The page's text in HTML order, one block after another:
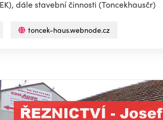
dále stavební činnosti (Toncekhausčr)
toncek-haus.webnode.cz